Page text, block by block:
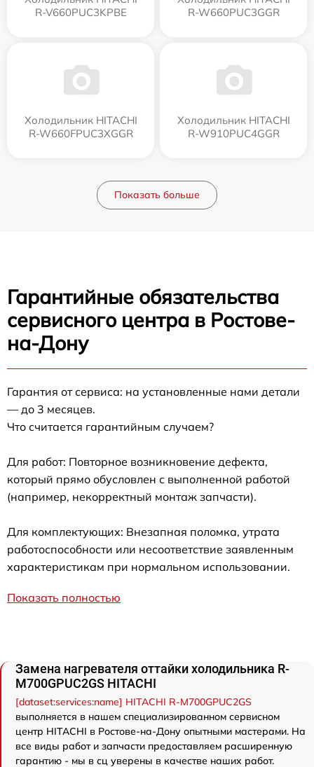
R-V660PUC3KPBE
R-W660PUC3GGR
Холодильник HITACHI
R-W660FPUC3XGGR
Холодильник HITACHI
R-W910PUC4GGR
Показать больше
Гарантийные обязательства
сервисного центра в Ростове-
на-Дону
Гарантия от сервиса: на установленные нами детали
— до 3 месяцев.
Что считается гарантийным случаем?
Для работ: Повторное возникновение дефекта,
который прямо обусловлен с выполненной работой
(например, некорректный монтаж запчасти).
Для комплектующих: Внезапная поломка, утрата
работоспособности или несоответствие заявленным
характеристикам при нормальном использовании.
Показать полностью
Замена нагревателя оттайки холодильника R-
M700GPUC2GS HITACHI
[dataset:services:name] HITACHI R-M700GPUC2GS
выполняется в нашем специализированном сервисном
центр HITACHI в Ростове-на-Дону опытными мастерами. На
все виды работ и запчасти предоставляем расширенную
гарантию - мы в сц уверены в качестве наших работ.